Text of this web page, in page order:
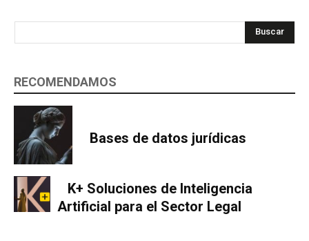
Buscar
RECOMENDAMOS
Bases de datos jurídicas
K+ Soluciones de Inteligencia
Artificial para el Sector Legal